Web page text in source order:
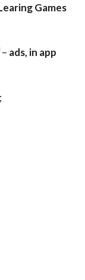
Games
ads, in app